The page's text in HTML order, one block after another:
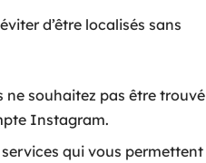
d’être localisés sans
ne souhaitez pas être trouvé
Instagram.
qui vous permettent